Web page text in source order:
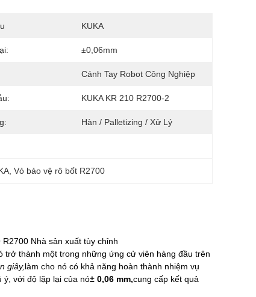
KUKA
±0,06mm
Cánh Tay Robot Công Nghiệp
KUKA KR 210 R2700-2
Hàn / Palletizing / Xử Lý
, Vỏ bảo vệ rô bốt R2700
Nhà sản xuất tùy chỉnh
trở thành một trong những ứng cử viên hàng đầu trên
giây,làm cho nó có khả năng hoàn thành nhiệm vụ
ý, với độ lặp lại của nó± 0,06 mm,cung cấp kết quả